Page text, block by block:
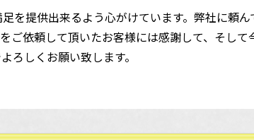
を提供出来るよう心がけています。弊社に頼
ご依頼して頂いたお客様には感謝して、そして
ろしくお願い致します。